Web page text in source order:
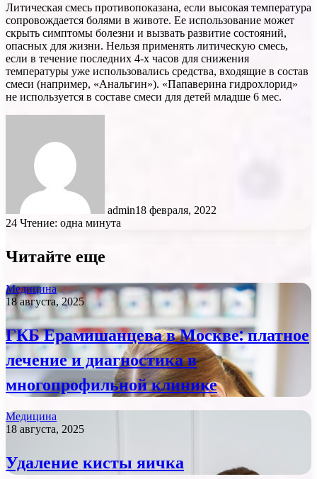
Литическая смесь противопоказана, если высокая температура
сопровождается болями в животе. Ее использование может
скрыть симптомы болезни и вызвать развитие состояний,
опасных для жизни. Нельзя применять литическую смесь,
если в течение последних 4-х часов для снижения
температуры уже использовались средства, входящие в состав
смеси (например, «Анальгин»). «Папаверина гидрохлорид»
не используется в составе смеси для детей младше 6 мес.
admin18 февраля, 2022
24 Чтение: одна минута
Читайте еще
Медицина
18 августа, 2025
ГКБ Ерамишанцева в Москве: платное
лечение и диагностика в
многопрофильной клинике
Медицина
18 августа, 2025
Удаление кисты яичка